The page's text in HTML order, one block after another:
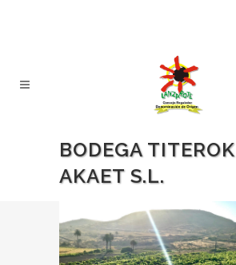
BODEGA TITEROK
AKAET S.L.